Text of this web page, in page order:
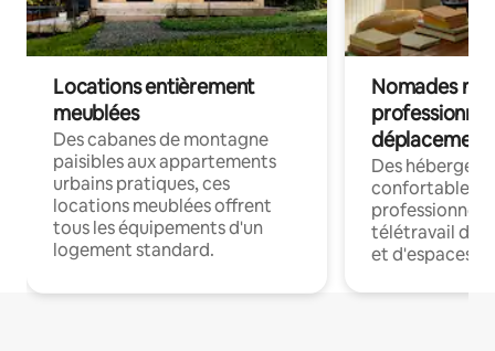
Locations entièrement
meublées
Des cabanes de montagne
paisibles aux appartements
urbains pratiques, ces
locations meublées offrent
tous les équipements d'un
logement standard.
Nomades
déplacement
Des
confortables
professionnels
télétravail
et d'espaces